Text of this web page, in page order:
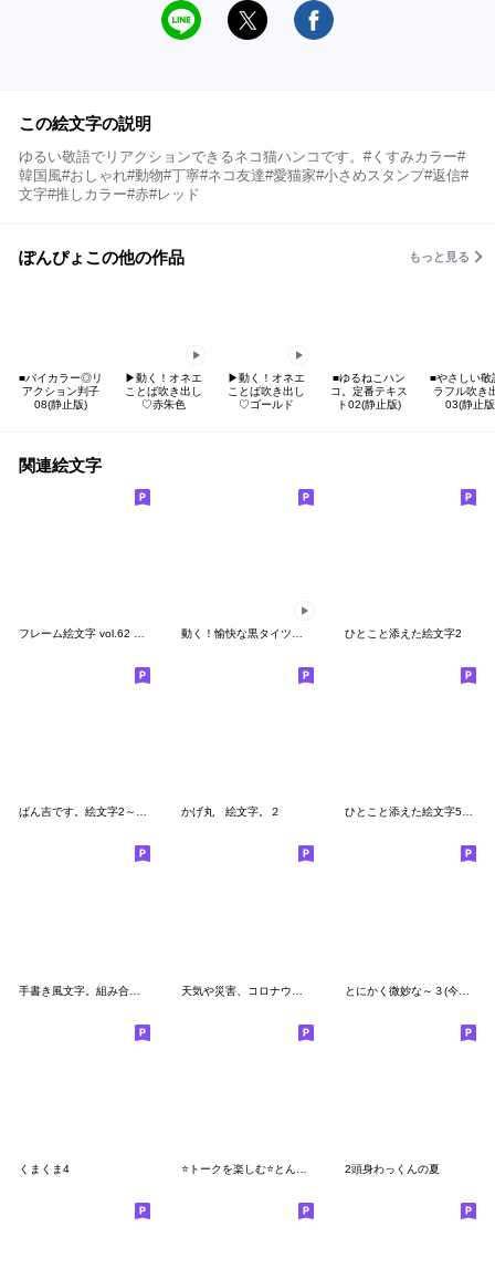
この絵文字の説明
ゆるい敬語でリアクションできるネコ猫ハンコです。#くすみカラー#
韓国風#おしゃれ#動物#丁寧#ネコ友達#愛猫家#小さめスタンプ#返信#
文字#推しカラー#赤#レッド
ぽんぴょこの他の作品 もっと見る
■バイカラー◎リ
アクション判子
08(静止版)
▶︎動く！オネエ
ことば吹き出し
♡赤朱色
▶︎動く！オネエ
ことば吹き出し
♡ゴールド
■ゆるねこハン
コ。定番テキス
ト02(静止版)
■やさしい敬
ラフル吹き
03(静止
関連絵文字
ひとこと添えた絵文字2
ぱん吉です。絵文字2～毎日使える～ かげ丸 絵文字。２ ひとこと添えた絵文字5 文末
とにかく微妙な～３(今更ながら基本形)
くまくま4 2頭身わっくんの夏